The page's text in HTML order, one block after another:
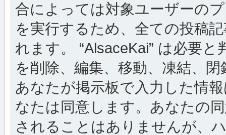
合によっては対象ユーザーの
を実行するため、全ての投稿
れます。 “AlsaceKai” は必要
を削除、編集、移動、凍結、
あなたが掲示板で入力した情
なたは同意します。あなたの
されることはありませんが、